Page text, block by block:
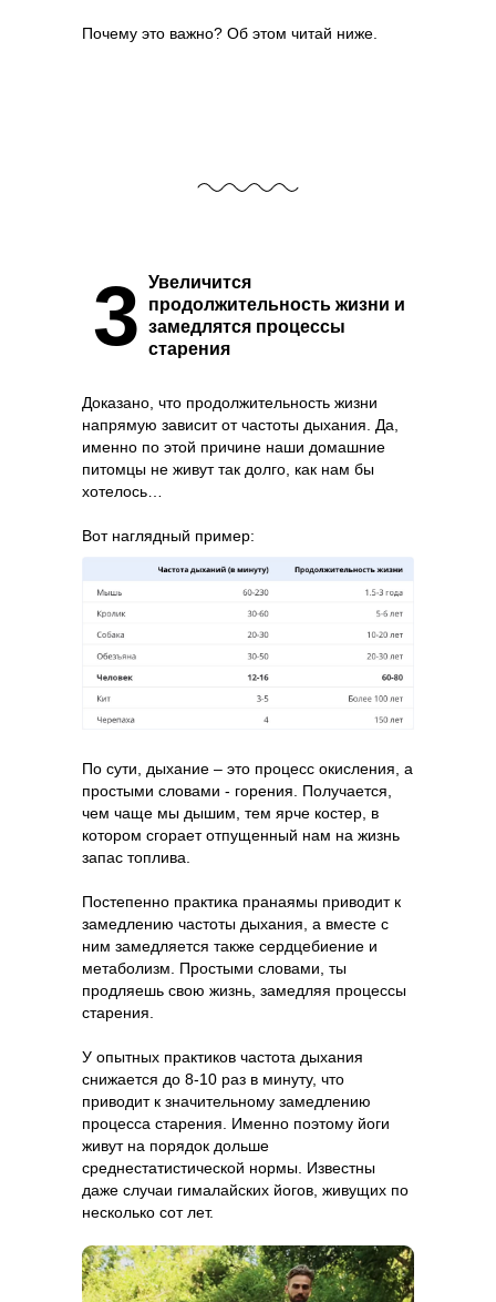
Почему это важно? Об этом читай ниже.
Доказано, что продолжительность жизни
напрямую зависит от частоты дыхания. Да,
именно по этой причине наши домашние
питомцы не живут так долго, как нам бы
хотелось…
Вот наглядный пример:
Увеличится
продолжительность жизни и
замедлятся процессы
старения
3
По сути, дыхание – это процесс окисления, а
простыми словами - горения. Получается,
чем чаще мы дышим, тем ярче костер, в
котором сгорает отпущенный нам на жизнь
запас топлива.
Постепенно практика пранаямы приводит к
замедлению частоты дыхания, а вместе с
ним замедляется также сердцебиение и
метаболизм. Простыми словами, ты
продляешь свою жизнь, замедляя процессы
старения.
У опытных практиков частота дыхания
снижается до 8-10 раз в минуту, что
приводит к значительному замедлению
процесса старения. Именно поэтому йоги
живут на порядок дольше
среднестатистической нормы. Известны
даже случаи гималайских йогов, живущих по
несколько сот лет.